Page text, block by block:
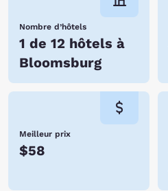
Nombre d’hôtels
1 de 12 hôtels à
Bloomsburg
Meilleur prix
$58